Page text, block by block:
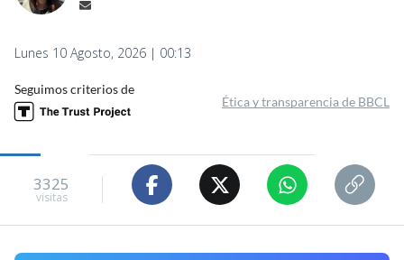
Lunes 10 Agosto, 2026 | 00:13
Seguimos criterios de
Ética y transparencia de BBCL
3325
visitas